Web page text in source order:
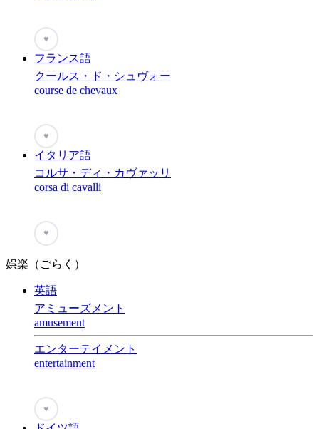
♥
フランス語
クールス・ド・シュヴォー
course de chevaux
♥
イタリア語
コルサ・ディ・カヴァッリ
corsa di cavalli
♥
娯楽（ごらく）
英語
アミューズメント
amusement
エンターテイメント
entertainment
♥